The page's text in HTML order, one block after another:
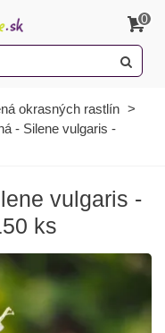
0
okrasných rastlín >
- Silene vulgaris -
vulgaris -
ks